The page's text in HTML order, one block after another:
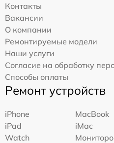
Контакты
Вакансии
О компании
Ремонтируемые модели
Наши услуги
Согласие на обработку
Способы оплаты
Ремонт устройств
iPhone
MacBook
iPad
iMac
Watch